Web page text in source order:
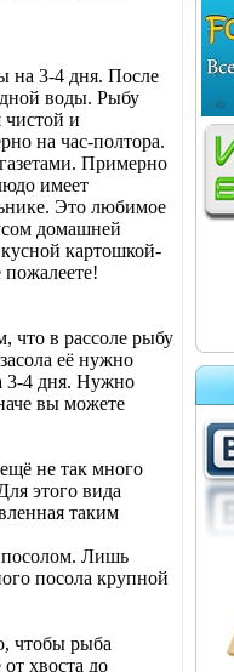
на 3-4 дня. После
воды. Рыбу
чистой и
на час-полтора.
Примерно
имеет
Это любимое
домашней
картошкой-
что в рассоле рыбу
её нужно
3-4 дня. Нужно
вы можете
не так много
этого вида
таким
Лишь
посола крупной
чтобы рыба
хвоста до